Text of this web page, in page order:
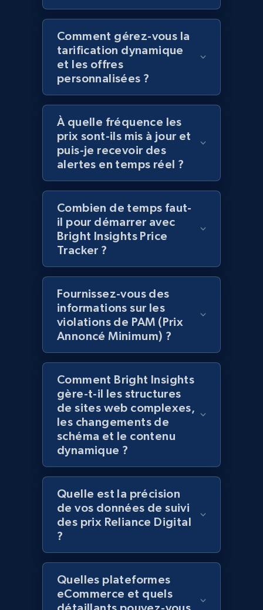
Amazon products global dataset - Collects
products by specific category URL
Title, Seller name, Brand, Description, Initial
price, Currency, Availability, Reviews count, and
more.
2.1K+ 375+ Commencer
Amazon products global dataset -
Collecting products by keyword search
Title, Seller name, Brand, Description, Initial
price, Currency, Availability, Reviews count, and
Amazon products global dataset - Collects
Title, Seller name, Brand, Description, Initial
price, Currency, Availability, Reviews count, and
2.1K+ 375+ Commencer
Amazon products global dataset - Collect
Amazon products by seller URL
Title, Seller name, Brand, Description, Initial
price, Currency, Availability, Reviews count, and
Comment gérez-vous la
tarification dynamique
et les offres
personnalisées ?
À quelle fréquence les
prix sont-ils mis à jour et
puis-je recevoir des
alertes en temps réel ?
Combien de temps faut-
il pour démarrer avec
Bright Insights Price
Tracker ?
Fournissez-vous des
informations sur les
violations de PAM (Prix
Annoncé Minimum) ?
Comment Bright Insights
gère-t-il les structures
de sites web complexes,
les changements de
schéma et le contenu
dynamique ?
Quelle est la précision
de vos données de suivi
des prix Reliance Digital
?
Quelles plateformes
eCommerce et quels